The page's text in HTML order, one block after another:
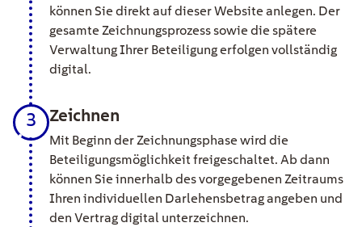
können Sie direkt auf dieser Website anlegen. Der
gesamte Zeichnungsprozess sowie die spätere
Verwaltung Ihrer Beteiligung erfolgen vollständig
digital.
3 Zeichnen
Mit Beginn der Zeichnungsphase wird die
Beteiligungsmöglichkeit freigeschaltet. Ab dann
können Sie innerhalb des vorgegebenen Zeitraums
Ihren individuellen Darlehensbetrag angeben und
den Vertrag digital unterzeichnen.